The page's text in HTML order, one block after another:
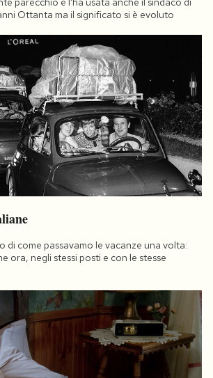
Ottanta ma il significato si è evoluto
di come passavamo le vacanze una volta:
ora, negli stessi posti e con le stesse